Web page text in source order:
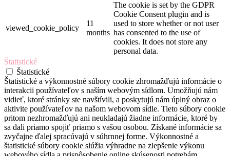
viewed_cookie_policy
11
months
The cookie is set by the GDPR
Cookie Consent plugin and is
used to store whether or not user
has consented to the use of
cookies. It does not store any
personal data.
Štatistické
Štatistické
Štatistické a výkonnostné súbory cookie zhromažďujú informácie o
interakcii používateľov s naším webovým sídlom. Umožňujú nám
vidieť, ktoré stránky ste navštívili, a poskytujú nám úplný obraz o
aktivite používateľov na našom webovom sídle. Tieto súbory cookie
pritom nezhromažďujú ani neukladajú žiadne informácie, ktoré by
sa dali priamo spojiť priamo s vašou osobou. Získané informácie sa
zvyčajne ďalej spracúvajú v súhrnnej forme. Výkonnostné a
štatistické súbory cookie slúžia výhradne na zlepšenie výkonu